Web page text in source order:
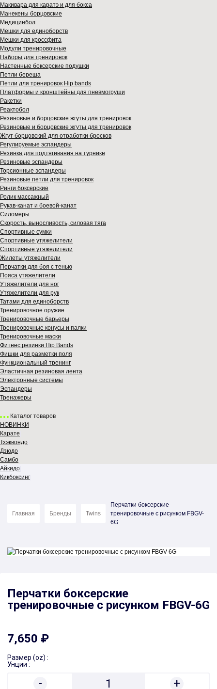
Макивара для каратэ и для бокса
Манекены борцовские
Медицинбол
Мешки для единоборств
Мешки для кроссфита
Модули тренировочные
Наборы для тренировок
Настенные боксерские подушки
Петли береша
Петли для тренировок Hip bands
Платформы и кронштейны для пневмогруши
Ракетки
Реактобол
Резиновые и борцовские жгуты для тренировок
Резиновые и борцовские жгуты для тренировок
Жгут борцовский для отработки бросков
Регулируемые эспандеры
Резинка для подтягивания на турнике
Резиновые эспандеры
Торсионные эспандеры
Резиновые петли для тренировок
Ринги боксерские
Ролик массажный
Рукав-канат и боевой-канат
Силомеры
Скорость, выносливость, силовая тяга
Спортивные сумки
Спортивные утяжелители
Спортивные утяжелители
Жилеты утяжелители
Перчатки для боя с тенью
Пояса утяжелители
Утяжелители для ног
Утяжелители для рук
Татами для единоборств
Тренировочное оружие
Тренировочные барьеры
Тренировочные конусы и палки
Тренировочные маски
Фитнес резинки Hip Bands
Фишки для разметки поля
Функциональный тренинг
Эластичная резиновая лента
Электронные системы
Эспандеры
Тренажеры
Каталог товаров
НОВИНКИ
Карате
Тхэквондо
Дзюдо
Самбо
Айкидо
Кикбоксинг
Главная Бренды Twins
Перчатки боксерские
тренировочные с рисунком FBGV-
6G
Перчатки боксерские
тренировочные с рисунком FBGV-6G
7,650 ₽
Размер (oz) :
Унции :
- 1 +